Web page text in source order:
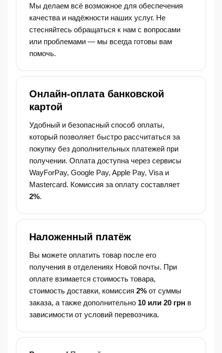
Мы делаем всё возможное для обеспечения
качества и надёжности наших услуг. Не
стесняйтесь обращаться к нам с вопросами
или проблемами — мы всегда готовы вам
помочь.
Онлайн-оплата банковской
картой
Удобный и безопасный способ оплаты,
который позволяет быстро рассчитаться за
покупку без дополнительных платежей при
получении. Оплата доступна через сервисы
WayForPay, Google Pay, Apple Pay, Visa и
Mastercard. Комиссия за оплату составляет
2%.
Наложенный платёж
Вы можете оплатить товар после его
получения в отделениях Новой почты. При
оплате взимается стоимость товара,
стоимость доставки, комиссия 2% от суммы
заказа, а также дополнительно 10 или 20 грн в
зависимости от условий перевозчика.